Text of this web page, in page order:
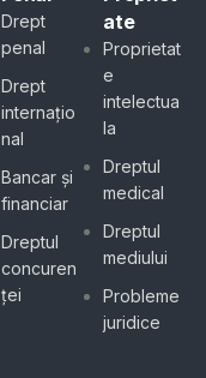
Drept
penal
Drept
internațio
nal
Bancar și
financiar
Dreptul
concuren
ței
ate
Proprietat
e
intelectua
la
Dreptul
medical
Dreptul
mediului
Probleme
juridice